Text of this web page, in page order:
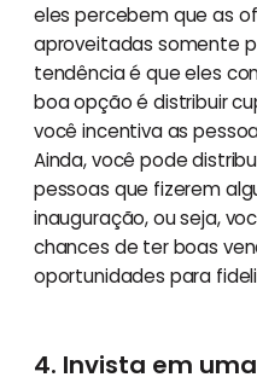
eles percebem que as
aproveitadas somente
tendência é que eles
boa opção é distribuir
você incentiva as
Ainda, você pode
pessoas que fizerem
inauguração, ou seja,
chances de ter boas
oportunidades para
4. Invista em